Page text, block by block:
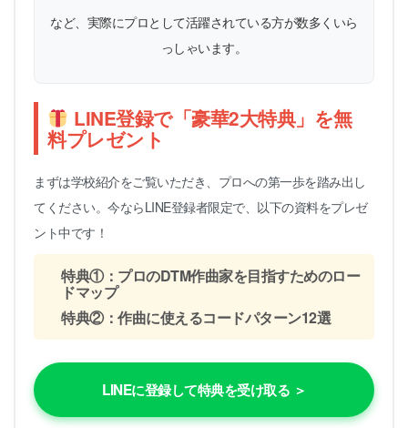
など、実際にプロとして活躍されている方が数多くいら
っしゃいます。
LINE登録で「豪華2大特典」を無
料プレゼント
まずは学校紹介をご覧いただき、プロへの第一歩を踏み出し
てください。今ならLINE登録者限定で、以下の資料をプレゼ
ント中です！
特典①：プロのDTM作曲家を目指すためのロー
ドマップ
特典②：作曲に使えるコードパターン12選
LINEに登録して特典を受け取る ＞